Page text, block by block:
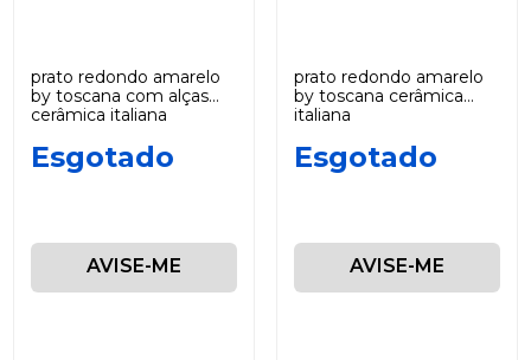
prato redondo amarelo
by toscana com alças
cerâmica italiana
Esgotado
AVISE-ME
prato redondo amarelo
by toscana cerâmica
italiana
Esgotado
AVISE-ME